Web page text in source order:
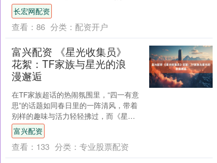
碍患者约5000万。青少年抑郁检出率高
达24.6%，职....
长宏网配资
查看： 86 分类： 配资开户
富兴配资 《星光收集员》
花絮：TF家族与星光的浪
漫邂逅
在TF家族超话的热闹氛围里，“四一有意
思”的话题如同春日里的一阵清风，带着
别样的趣味与活力轻轻拂过，而《星光
收集员》花絮照的公开，更是如同一颗
璀璨的流星划过夜空....
富兴配资
查看： 133 分类： 专业股票配资